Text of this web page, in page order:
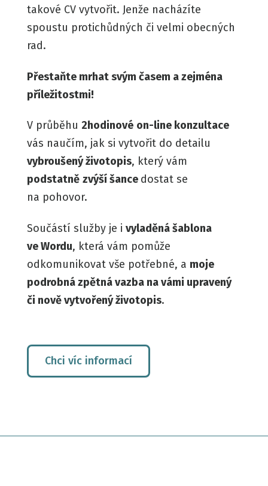
takové CV vytvořit. Jenže nacházíte
spoustu protichůdných či velmi obecných
rad.
Přestaňte mrhat svým časem a zejména
příležitostmi!
V průběhu 2hodinové on-line konzultace
vás naučím, jak si vytvořit do detailu
vybroušený životopis, který vám
podstatně zvýší šance dostat se
na pohovor.
Součástí služby je i vyladěná šablona
ve Wordu, která vám pomůže
odkomunikovat vše potřebné, a moje
podrobná zpětná vazba na vámi upravený
či nově vytvořený životopis.
Chci víc informací